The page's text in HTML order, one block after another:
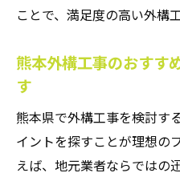
ことで、満足度の高い外構
熊本外構工事のおすす
す
熊本県で外構工事を検討す
イントを探すことが理想の
えば、地元業者ならではの